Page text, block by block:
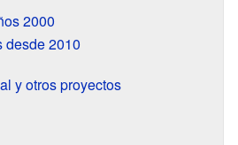
2000
desde 2010
y otros proyectos